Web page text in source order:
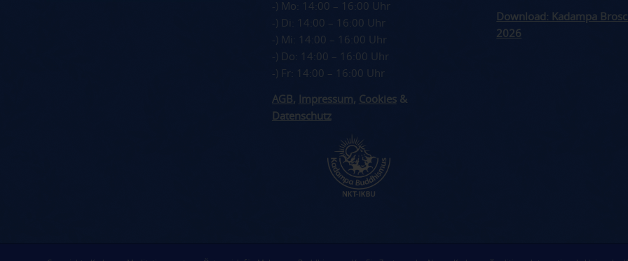
-) Mo: 14:00 – 16:00 Uhr
-) Di: 14:00 – 16:00 Uhr
-) Mi: 14:00 – 16:00 Uhr
-) Do: 14:00 – 16:00 Uhr
-) Fr: 14:00 – 16:00 Uhr
AGB , Impressum, Cookies&
Datenschutz
Download: Kadampa
2026